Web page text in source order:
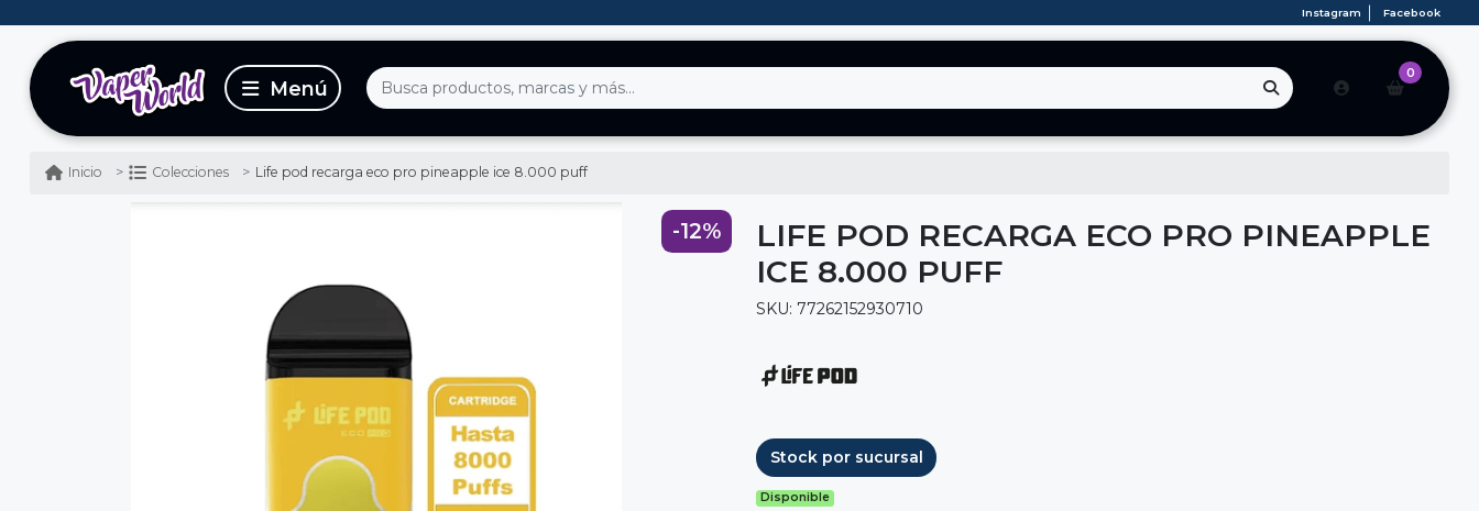
Instagram Facebook
0
Inicio Colecciones Life pod recarga eco pro pineapple ice 8.000 puff
-12%
LIFE POD RECARGA ECO PRO PINEAPPLE
ICE 8.000 PUFF
SKU: 77262152930710
Stock por sucursal
Disponible